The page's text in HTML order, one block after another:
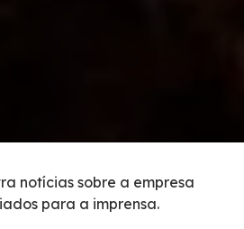
notícias sobre a empresa
para a imprensa.